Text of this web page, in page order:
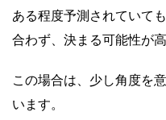
ある程度予測されていて
合わず、決まる可能性が高
この場合は、少し角度を
います。